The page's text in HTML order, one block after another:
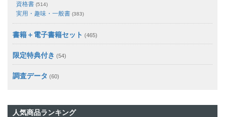
資格書 (514)
実用・趣味・一般書 (383)
書籍＋電子書籍セット (465)
限定特典付き (54)
調査データ (60)
人気商品ランキング